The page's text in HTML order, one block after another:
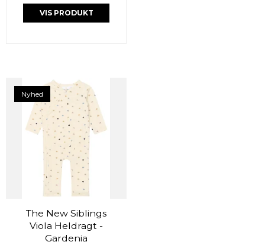
VIS PRODUKT
Nyhed
The New Siblings
Viola Heldragt -
Gardenia